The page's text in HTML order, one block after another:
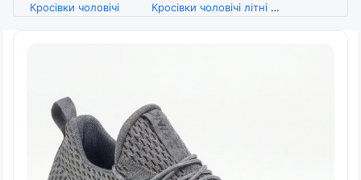
Кросівки чоловічі
Кросівки чоловічі літні сітка, сірі, легкі текстильні 41-45 (арт. 7429)